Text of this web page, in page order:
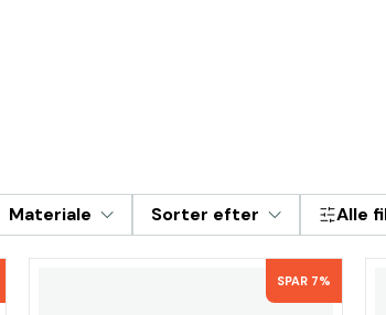
Materiale Sorter efter Alle
SPAR 7%